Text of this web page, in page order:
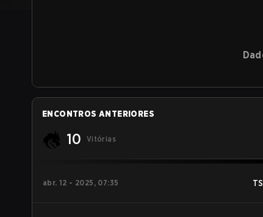
ENCONTROS ANTERIORES
10 Vitórias
abr. 12 - 2025, 07:35